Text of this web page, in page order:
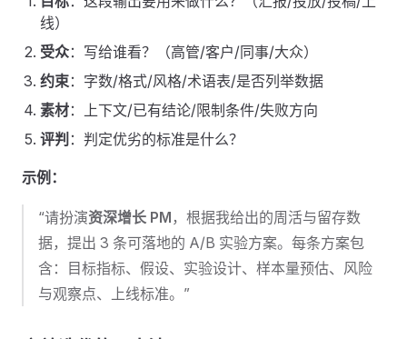
线）
受众：写给谁看？（高管/客户/同事/大众）
约束：字数/格式/风格/术语表/是否列举数据
素材：上下文/已有结论/限制条件/失败方向
评判 ：判定优劣的标准是什么？
示例：
“请扮演资深增长 PM ，根据我给出的周活与留存数
据，提出 3 条可落地的 A/B 实验方案。每条方案包
含：目标指标、假设、实验设计、样本量预估、风险
与观察点、上线标准。”